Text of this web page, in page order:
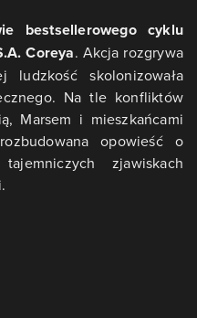
bestsellerowego cyklu
Coreya. Akcja rozgrywa
skolonizowała
Na tle konfliktów
Marsem i mieszkańcami
opowieść o
zjawiskach